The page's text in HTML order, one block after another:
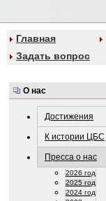
Главная
Задать вопрос
О нас
Достижения
К истории ЦБС
Пресса о нас
2026 год
2025 год
2024 год